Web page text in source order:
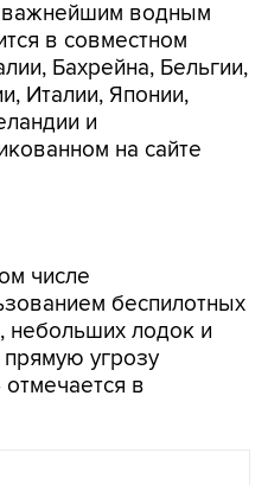
водным
в совместном
Бахрейна, Бельгии,
Италии, Японии,
и
на сайте
небольших лодок и
прямую угрозу
в